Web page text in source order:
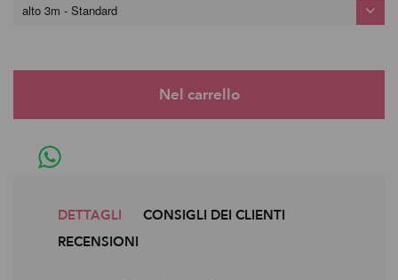
alto 3m - Standard
DETTAGLI
CONSIGLI DEI CLIENTI
RECENSIONI